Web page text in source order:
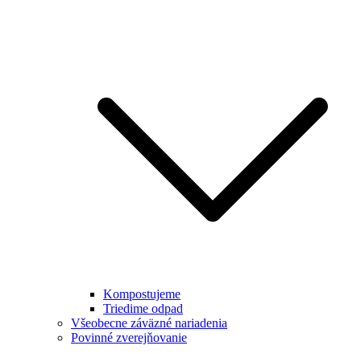
Kompostujeme
Triedime odpad
Všeobecne záväzné nariadenia
Povinné zverejňovanie